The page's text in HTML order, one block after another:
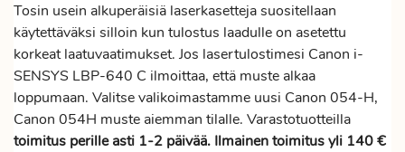
Tosin usein alkuperäisiä laserkasetteja suositellaan
käytettäväksi silloin kun tulostus laadulle on asetettu
korkeat laatuvaatimukset. Jos lasertulostimesi Canon i-
SENSYS LBP-640 C ilmoittaa, että muste alkaa
loppumaan. Valitse valikoimastamme uusi Canon 054-H,
Canon 054H muste aiemman tilalle. Varastotuotteilla
toimitus perille asti 1-2 päivää. Ilmainen toimitus yli 140 €